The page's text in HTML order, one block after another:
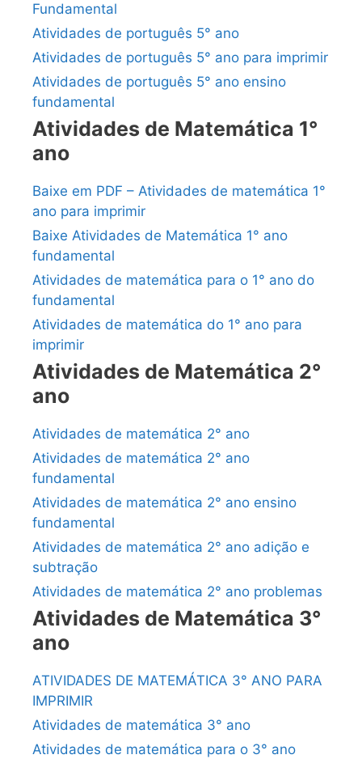
Fundamental
Atividades de português 5° ano
Atividades de português 5° ano para imprimir
Atividades de português 5° ano ensino
fundamental
Atividades de Matemática 1°
ano
Baixe em PDF – Atividades de matemática 1°
ano para imprimir
Baixe Atividades de Matemática 1° ano
fundamental
Atividades de matemática para o 1° ano do
fundamental
Atividades de matemática do 1° ano para
imprimir
Atividades de Matemática 2°
ano
Atividades de matemática 2° ano
Atividades de matemática 2° ano
fundamental
Atividades de matemática 2° ano ensino
fundamental
Atividades de matemática 2° ano adição e
subtração
Atividades de matemática 2° ano problemas
Atividades de Matemática 3°
ano
ATIVIDADES DE MATEMÁTICA 3° ANO PARA
IMPRIMIR
Atividades de matemática 3° ano
Atividades de matemática para o 3° ano